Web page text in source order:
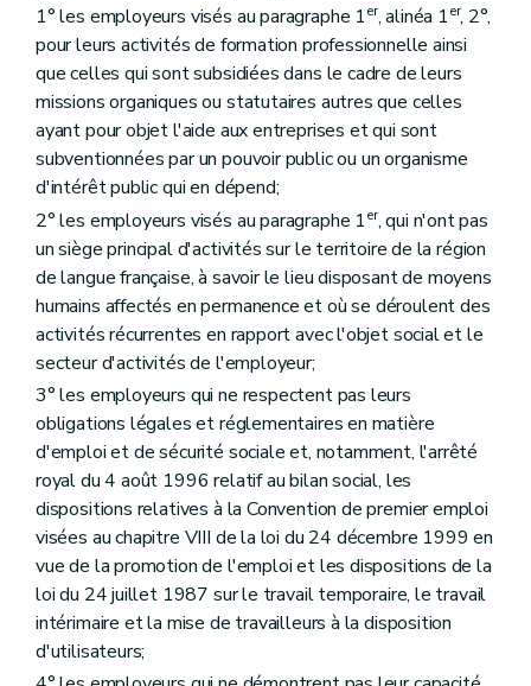
1° les employeurs visés au paragraphe 1er, alinéa 1er, 2°,
pour leurs activités de formation professionnelle ainsi
que celles qui sont subsidiées dans le cadre de leurs
missions organiques ou statutaires autres que celles
ayant pour objet l'aide aux entreprises et qui sont
subventionnées par un pouvoir public ou un organisme
d'intérêt public qui en dépend;
2° les employeurs visés au paragraphe 1er, qui n'ont pas
un siège principal d'activités sur le territoire de la région
de langue française, à savoir le lieu disposant de moyens
humains affectés en permanence et où se déroulent des
activités récurrentes en rapport avec l'objet social et le
secteur d'activités de l'employeur;
3° les employeurs qui ne respectent pas leurs
obligations légales et réglementaires en matière
d'emploi et de sécurité sociale et, notamment, l'arrêté
royal du 4 août 1996 relatif au bilan social, les
dispositions relatives à la Convention de premier emploi
visées au chapitre VIII de la loi du 24 décembre 1999 en
vue de la promotion de l'emploi et les dispositions de la
loi du 24 juillet 1987 sur le travail temporaire, le travail
intérimaire et la mise de travailleurs à la disposition
d'utilisateurs;